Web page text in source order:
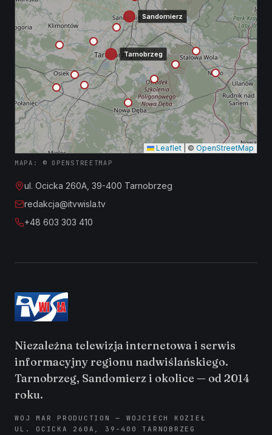
Tarnobrzeg
Sandomierz
Leaflet © OpenStreetMap
MAPA: © OPENSTREETMAP
ul. Ocicka 260A, 39-400 Tarnobrzeg
redakcja@itvwisla.tv
+48 603 303 410
Niezależna telewizja internetowa i serwis
informacyjny regionu nadwiślańskiego.
Tarnobrzeg, Sandomierz i okolice — od 2014
roku.
WOJ MAR PRODUCTION — WOJCIECH KOZIEŁ
UL. OCICKA 260A, 39-400 TARNOBRZEG